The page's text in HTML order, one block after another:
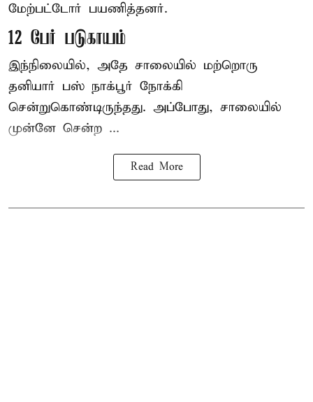
மேற்பட்டோர் பயணித்தனர்.
12 பேர் படுகாயம்
இந்நிலையில், அதே சாலையில் மற்றொரு
தனியார் பஸ் நாக்பூர் நோக்கி
சென்றுகொண்டிருந்தது. அப்போது, சாலையில்
முன்னே சென்ற ...
Read More